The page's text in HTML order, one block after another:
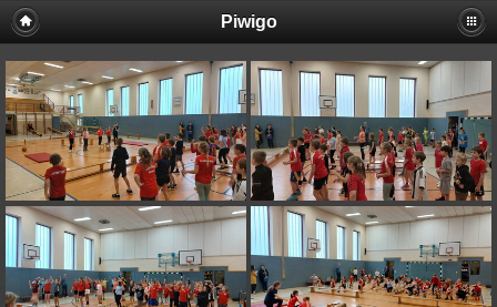
Piwigo